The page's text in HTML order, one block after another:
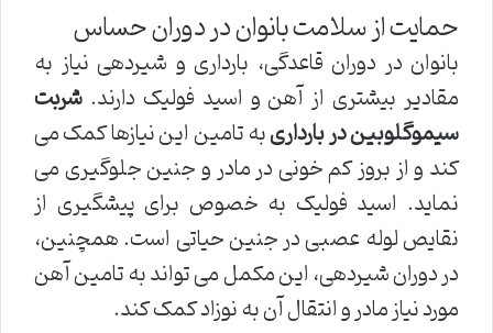
حمایت از سلامت بانوان در دوران حساس
بانوان در دوران قاعدگی، بارداری و شیردهی نیاز به
مقادیر بیشتری از آهن و اسید فولیک دارند. شربت
سیموگلوبین در بارداریبه تامین این نیازها کمک می
کند و از بروز کم خونی در مادر و جنین جلوگیری می
نماید. اسید فولیک به خصوص برای پیشگیری از
نقایص لوله عصبی در جنین حیاتی است. همچنین،
در دوران شیردهی، این مکمل می تواند به تامین آهن
مورد نیاز مادر و انتقال آن به نوزاد کمک کند.